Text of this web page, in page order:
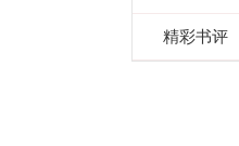
精彩书评